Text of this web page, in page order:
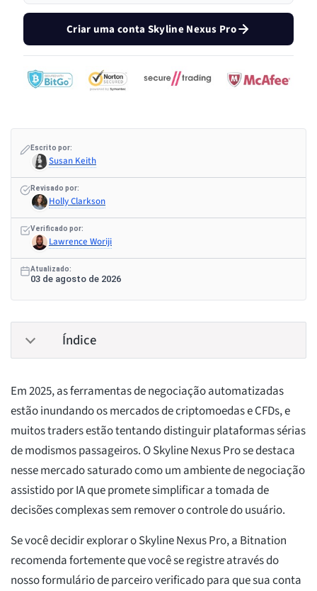
Criar uma conta Skyline Nexus Pro
Escrito por:
Susan Keith
Revisado por:
Holly Clarkson
Verificado por:
Lawrence Woriji
Atualizado:
03 de agosto de 2026
Índice
Em 2025, as ferramentas de negociação automatizadas
estão inundando os mercados de criptomoedas e CFDs, e
muitos traders estão tentando distinguir plataformas sérias
de modismos passageiros. O Skyline Nexus Pro se destaca
nesse mercado saturado como um ambiente de negociação
assistido por IA que promete simplificar a tomada de
decisões complexas sem remover o controle do usuário.
Se você decidir explorar o Skyline Nexus Pro, a Bitnation
recomenda fortemente que você se registre através do
nosso formulário de parceiro verificado para que sua conta